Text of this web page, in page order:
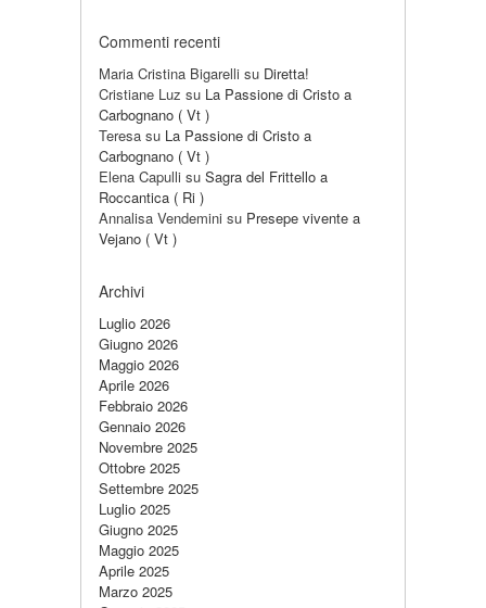
Commenti recenti
Maria Cristina Bigarelli su Diretta!
Cristiane Luz su La Passione di Cristo a
Carbognano ( Vt )
Teresa su La Passione di Cristo a
Carbognano ( Vt )
Elena Capulli su Sagra del Frittello a
Roccantica ( Ri )
Annalisa Vendemini su Presepe vivente a
Vejano ( Vt )
Archivi
Luglio 2026
Giugno 2026
Maggio 2026
Aprile 2026
Febbraio 2026
Gennaio 2026
Novembre 2025
Ottobre 2025
Settembre 2025
Luglio 2025
Giugno 2025
Maggio 2025
Aprile 2025
Marzo 2025